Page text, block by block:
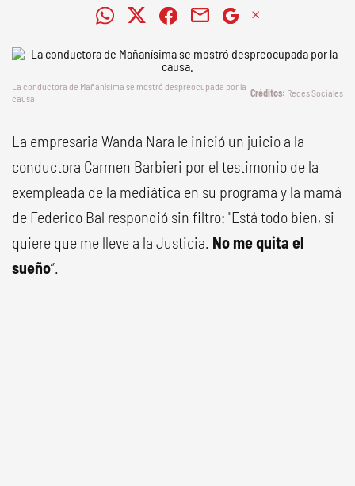
La conductora de Mañanísima se mostró despreocupada por la
causa.
Redes Sociales
La empresaria Wanda Nara le inició un juicio a la
conductora Carmen Barbieri por el testimonio de la
exempleada de la mediática en su programa y la mamá
de Federico Bal respondió sin filtro: "Está todo bien, si
quiere que me lleve a la Justicia. No me quita el
sueño”.